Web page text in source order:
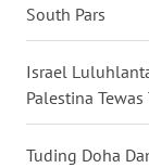
South Pars
Israel
Palestina
Tuding Doha
WN
SUMSEL
WN
BENGKULU